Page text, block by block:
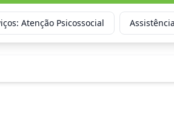
Atenção Psicossocial